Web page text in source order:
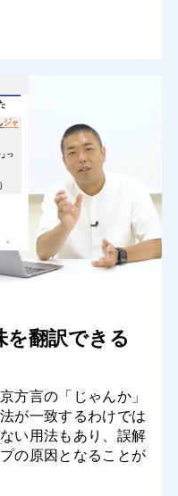
を翻訳できる
方言の「じゃんか」
が一致するわけでは
い用法もあり、誤解
の原因となることが